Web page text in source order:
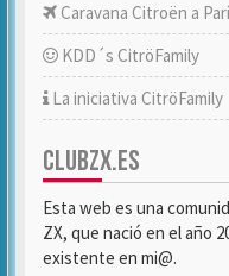
Caravana Citroën a
KDD´s CitröFamily
La iniciativa CitröFamily
CLUBZX.ES
Esta web es una
ZX, que nació en el año
existente en mi@.